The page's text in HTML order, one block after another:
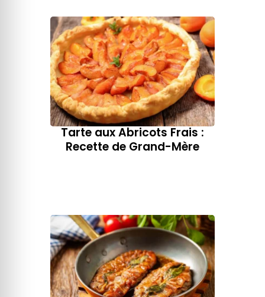
Tarte aux Abricots Frais :
Recette de Grand-Mère